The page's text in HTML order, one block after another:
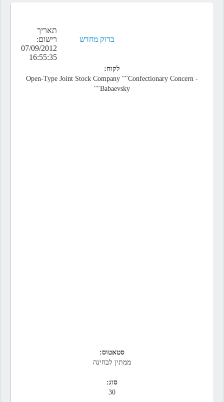
בדוק מחדש
תאריך
רישום:
07/09/2012
16:55:35
לקוח:
- Open-Type Joint Stock Company ""Confectionary Concern
Babaevsky""
סטאטוס:
ממתין לבחינה
סוג:
30